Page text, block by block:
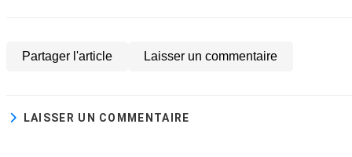
Partager l'article Laisser un commentaire
LAISSER UN COMMENTAIRE